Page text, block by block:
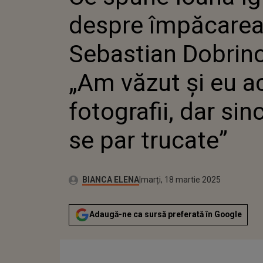
„AM
SINCER,
despre
Sebastian
„Am văzut și eu
fotografii, dar
se par trucate”
Autor:BIANCA ELENA Publicat:
marți, 18 martie 2025
Adaugă-ne ca sursă preferată în Google